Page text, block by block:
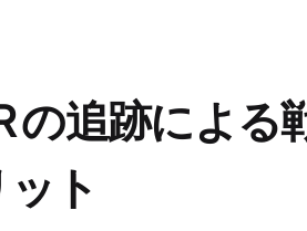
の追跡による
ト